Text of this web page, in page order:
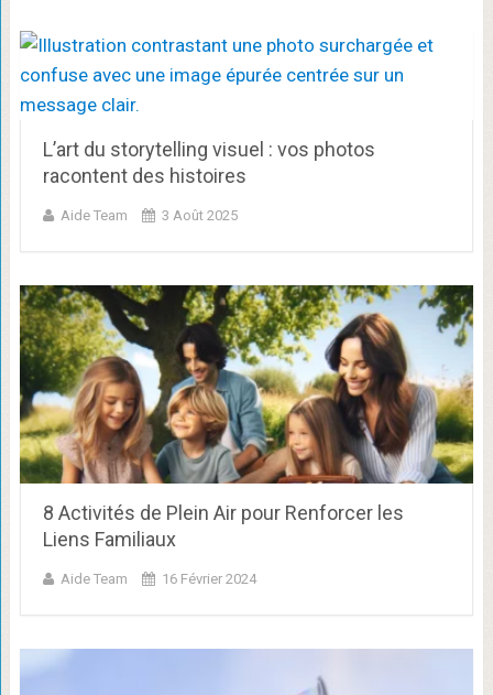
L’art du storytelling visuel : vos photos
racontent des histoires
Aide Team 3 Août 2025
8 Activités de Plein Air pour Renforcer les
Liens Familiaux
Aide Team 16 Février 2024